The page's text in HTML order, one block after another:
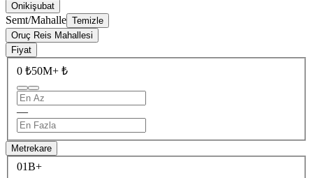
Onikişubat
Semt/Mahalle Temizle
Oruç Reis Mahallesi
Fiyat
0 ₺50M+ ₺
—
Metrekare
01B+